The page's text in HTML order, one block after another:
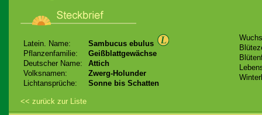
Latein. Name:
Sambucus ebulus
Pflanzenfamilie:
Geißblattgewächse
Deutscher Name:
Attich
Volksnamen:
Zwerg-Holunder
Lichtansprüche:
Sonne bis Schatten
<< zurück zur Liste